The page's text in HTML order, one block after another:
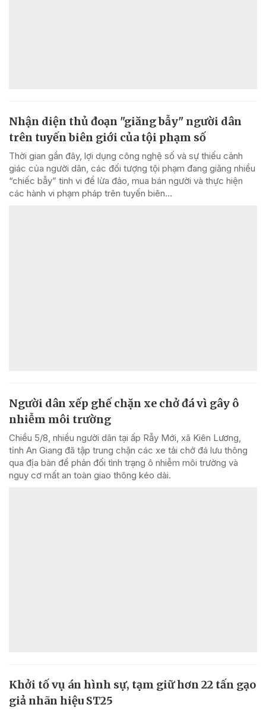
Nhận diện thủ đoạn "giăng bẫy" người dân
trên tuyến biên giới của tội phạm số
Thời gian gần đây, lợi dụng công nghệ số và sự thiếu cảnh
giác của người dân, các đối tượng tội phạm đang giăng nhiều
“chiếc bẫy” tinh vi để lừa đảo, mua bán người và thực hiện
các hành vi phạm pháp trên tuyến biên...
Người dân xếp ghế chặn xe chở đá vì gây ô
nhiễm môi trường
Chiều 5/8, nhiều người dân tại ấp Rẫy Mới, xã Kiên Lương,
tỉnh An Giang đã tập trung chặn các xe tải chở đá lưu thông
qua địa bàn để phản đối tình trạng ô nhiễm môi trường và
nguy cơ mất an toàn giao thông kéo dài.
Khởi tố vụ án hình sự, tạm giữ hơn 22 tấn gạo
giả nhãn hiệu ST25